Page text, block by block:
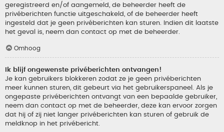
geregistreerd en/of aangemeld, de beheerder heeft de
privéberichten functie uitgeschakeld, of de beheerder heeft
ingesteld dat je geen privéberichten kan sturen. Indien dit laatste
het geval is, neem dan contact op met de beheerder.
Omhoog
Ik blijf ongewenste privéberichten ontvangen!
Je kan gebruikers blokkeren zodat ze je geen privéberichten
meer kunnen sturen, dit gebeurt via het gebruikerspaneel. Als je
ongepaste privéberichten ontvangt van een bepaalde gebruiker,
neem dan contact op met de beheerder, deze kan ervoor zorgen
dat hij of zij niet langer privéberichten kan sturen of gebruik de
meldknop in het privébericht.